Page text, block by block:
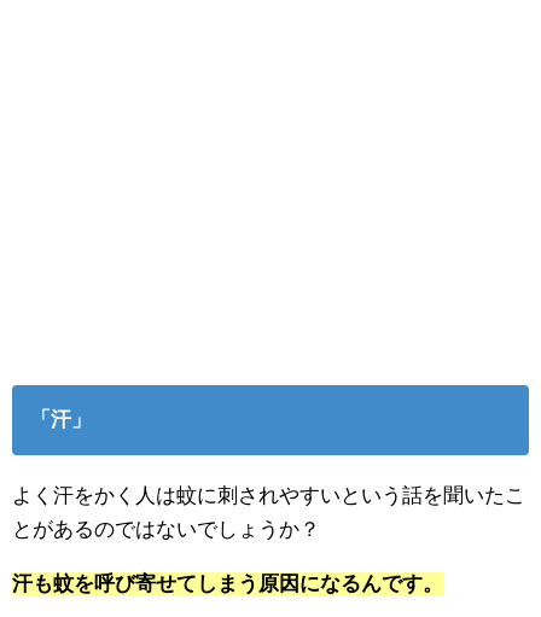
「汗」
よく汗をかく人は蚊に刺されやすいという話を聞いたこ
とがあるのではないでしょうか？
汗も蚊を呼び寄せてしまう原因になるんです。